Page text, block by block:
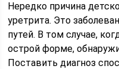
Нередко причина
уретрита. Это
путей. В том случае,
острой форме,
Поставить диагноз